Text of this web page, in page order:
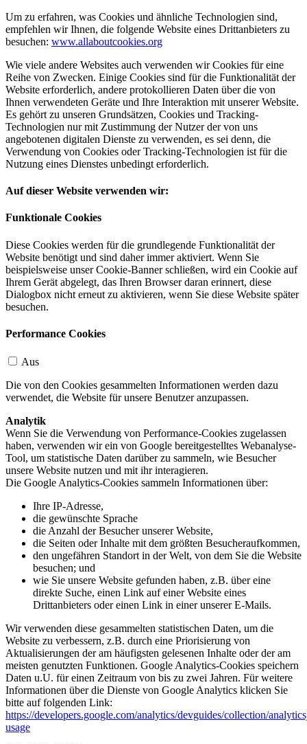
Um zu erfahren, was Cookies und ähnliche Technologien sind,
empfehlen wir Ihnen, die folgende Website eines Drittanbieters zu
besuchen: www.allaboutcookies.org
Wie viele andere Websites auch verwenden wir Cookies für eine
Reihe von Zwecken. Einige Cookies sind für die Funktionalität der
Website erforderlich, andere protokollieren Daten über die von
Ihnen verwendeten Geräte und Ihre Interaktion mit unserer Website.
Es gehört zu unseren Grundsätzen, Cookies und Tracking-
Technologien nur mit Zustimmung der Nutzer der von uns
angebotenen digitalen Dienste zu verwenden, es sei denn, die
Verwendung von Cookies oder Tracking-Technologien ist für die
Nutzung eines Dienstes unbedingt erforderlich.
Auf dieser Website verwenden wir:
Funktionale Cookies
Diese Cookies werden für die grundlegende Funktionalität der
Website benötigt und sind daher immer aktiviert. Wenn Sie
beispielsweise unser Cookie-Banner schließen, wird ein Cookie auf
Ihrem Gerät abgelegt, das Ihren Browser daran erinnert, diese
Dialogbox nicht erneut zu aktivieren, wenn Sie diese Website später
besuchen.
Performance Cookies
Aus
Die von den Cookies gesammelten Informationen werden dazu
verwendet, die Website für unsere Benutzer anzupassen.
Analytik
Wenn Sie die Verwendung von Performance-Cookies zugelassen
haben, verwenden wir ein von Google bereitgestelltes Webanalyse-
Tool, um statistische Daten darüber zu sammeln, wie Besucher
unsere Website nutzen und mit ihr interagieren.
Die Google Analytics-Cookies sammeln Informationen über:
Ihre IP-Adresse,
die gewünschte Sprache
die Anzahl der Besucher unserer Website,
die Seiten oder Inhalte mit dem größten Besucheraufkommen,
den ungefähren Standort in der Welt, von dem Sie die Website
besuchen; und
wie Sie unsere Website gefunden haben, z.B. über eine
direkte Suche, einen Link auf einer Website eines
Drittanbieters oder einen Link in einer unserer E-Mails.
Wir verwenden diese gesammelten statistischen Daten, um die
Website zu verbessern, z.B. durch eine Priorisierung von
Aktualisierungen der am häufigsten gelesenen Inhalte oder der am
meisten genutzten Funktionen. Google Analytics-Cookies speichern
Daten u.U. für einen Zeitraum von bis zu zwei Jahren. Für weitere
Informationen über die Dienste von Google Analytics klicken Sie
bitte auf folgenden Link:
https://developers.google.com/analytics/devguides/collection/
usage